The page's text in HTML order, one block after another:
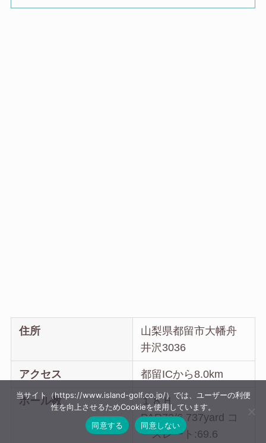
住所
山梨県都留市大幡舟
井沢3036
アクセス 都留ICから8.0km
ホール数
１８Ｈ
PAR72/6,737yard コ
ースレート:69.6
当サイト（https://www.island-golf.co.jp/）では、ユーザーの利便
性を向上させるためCookieを使用しています。
同意する
同意しない